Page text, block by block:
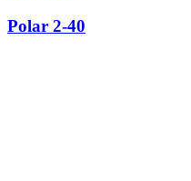
Polar 2-40